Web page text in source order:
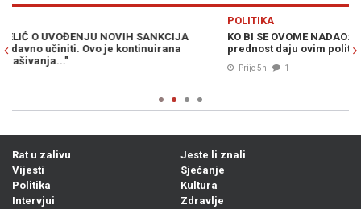
KO BI SE OVOME NADAO: Rezultati ankete u Republici Srpskoj
prednost daju ovim političarima i strankama...
Prije 5h
Rat u zalivu
Vijesti
Politika
Intervjui
Jeste li znali
Sjećanje
Kultura
Zdravlje